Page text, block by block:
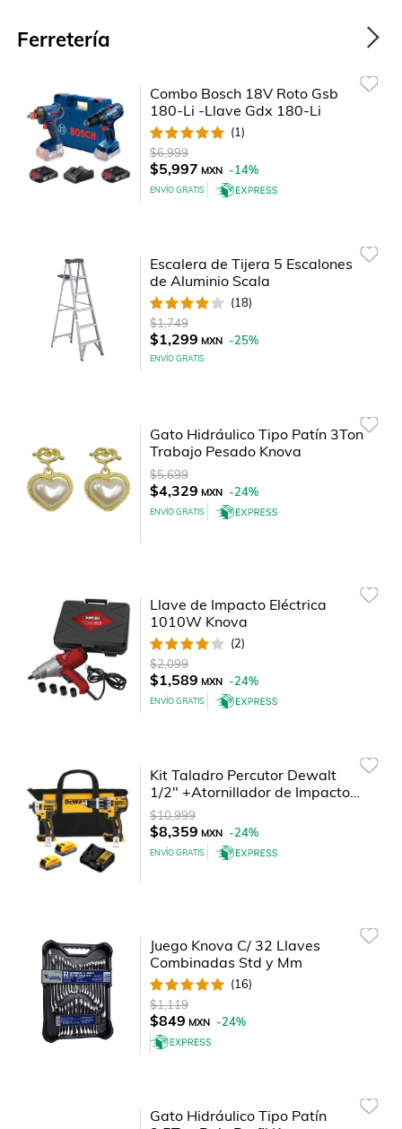
Ferretería
Combo Bosch 18V Roto Gsb
180-Li -Llave Gdx 180-Li
(1)
$6,999
$5,997 MXN -14%
ENVÍO GRATIS
Escalera de Tijera 5 Escalones
de Aluminio Scala
(18)
$1,749
$1,299 MXN -25%
ENVÍO GRATIS
Gato Hidráulico Tipo Patín 3Ton
Trabajo Pesado Knova
$5,699
$4,329 MXN -24%
ENVÍO GRATIS
Llave de Impacto Eléctrica
1010W Knova
(2)
$2,099
$1,589 MXN -24%
ENVÍO GRATIS
Kit Taladro Percutor Dewalt
1/2" +Atornillador de Impacto
1/4 Cordeless
$10,999
$8,359 MXN -24%
ENVÍO GRATIS
Juego Knova C/ 32 Llaves
Combinadas Std y Mm
(16)
$1,119
$849 MXN -24%
Gato Hidráulico Tipo Patín